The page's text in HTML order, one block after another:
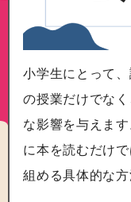
小学生にとって
の授業だけでな
な影響を与えま
に本を読むだけ
組める具体的な